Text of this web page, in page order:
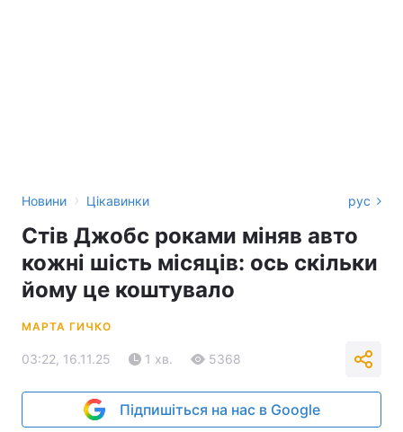
Новини › Цікавинки рус
Стів Джобс роками міняв авто
кожні шість місяців: ось скільки
йому це коштувало
МАРТА ГИЧКО
03:22, 16.11.25 1 хв. 5368
Підпишіться на нас в Google